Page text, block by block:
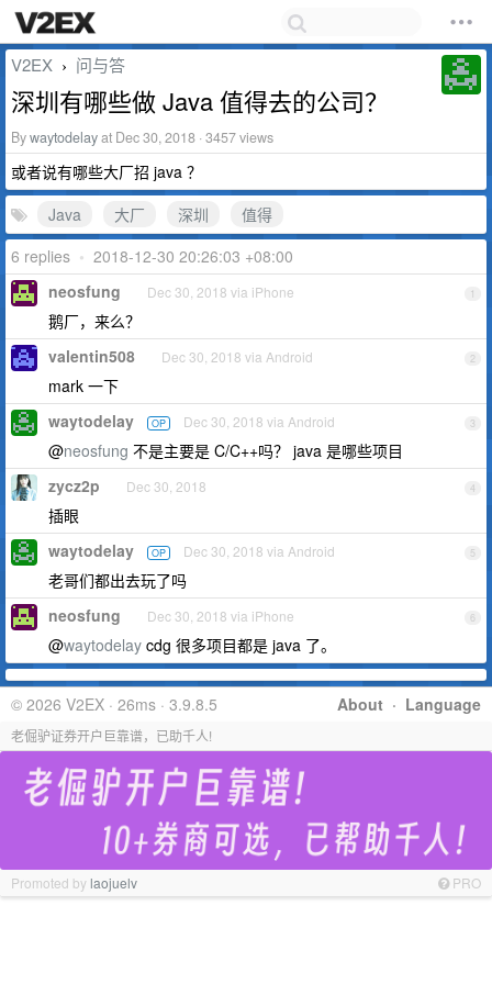
V2EX › 问与答
深圳有哪些做 Java 值得去的公司？
Bywaytodelayat Dec 30, 2018 · 3457 views
或者说有哪些大厂招 java ？
Java
大厂 深圳
值得
6 replies • 2018-12-30 20:26:03 +08:00
1
neosfung Dec 30, 2018 via iPhone
鹅厂，来么？
2
valentin508 Dec 30, 2018 via Android
mark 一下
3
waytodelay OP Dec 30, 2018 via Android
@neosfung 不是主要是 C/C++吗？ java 是哪些项目
4
zycz2p Dec 30, 2018
插眼
5
waytodelay OP Dec 30, 2018 via Android
老哥们都出去玩了吗
6
neosfung Dec 30, 2018 via iPhone
@waytodelay cdg 很多项目都是 java 了。
About · Language
© 2026 V2EX · 26ms · 3.9.8.5
老倔驴证券开户巨靠谱，已助千人!
Promoted bylaojuelv PRO